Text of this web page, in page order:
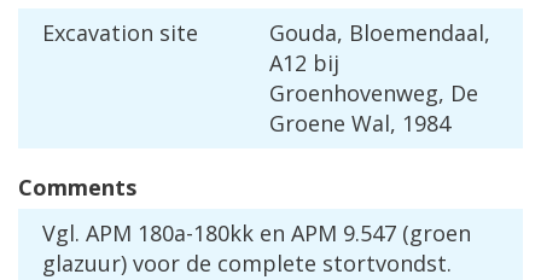
Excavation site Gouda, Bloemendaal,
A12 bij
Groenhovenweg, De
Groene Wal, 1984
Comments
Vgl. APM 180a-180kk en APM 9.547 (groen
glazuur) voor de complete stortvondst.